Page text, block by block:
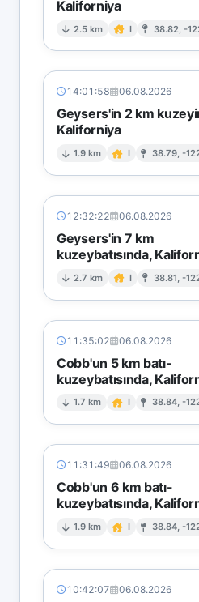
Kaliforniya
2.5 km I 38.82, -
14:01:58 06.08.2026
Geysers'in 2 km
Kaliforniya
1.9 km I 38.79, -
12:32:22 06.08.2026
Geysers'in 7 km
kuzeybatısında,
2.7 km I 38.81, -
11:35:02 06.08.2026
Cobb'un 5 km batı-
kuzeybatısında,
1.7 km I 38.84, -
11:31:49 06.08.2026
Cobb'un 6 km batı-
kuzeybatısında,
1.9 km I 38.84, -
10:42:07 06.08.2026